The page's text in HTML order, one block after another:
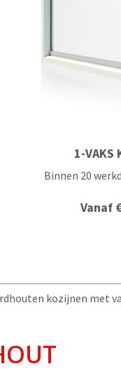
1-VAKS
Vanaf
Binnen 20
kozijnen met